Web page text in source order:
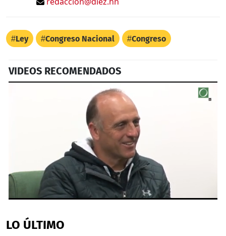
Ley Congreso Nacional Congreso
VIDEOS RECOMENDADOS
of
52
LO ÚLTIMO